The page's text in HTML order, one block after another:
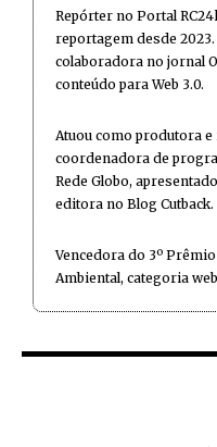
Repórter no Portal
reportagem desde
colaboradora no jornal
conteúdo para Web 3.0.
Atuou como produtora
coordenadora de
Rede Globo,
editora no Blog Cutback.
Vencedora do 3º
Ambiental, categoria